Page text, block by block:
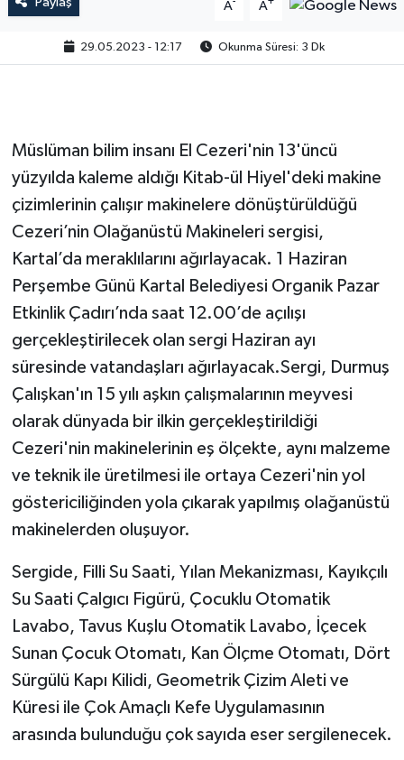
A A
29.05.2023 - 12:17 Okunma Süresi: 3 Dk
Müslüman bilim insanı El Cezeri'nin 13'üncü
yüzyılda kaleme aldığı Kitab-ül Hiyel'deki makine
çizimlerinin çalışır makinelere dönüştürüldüğü
Cezeri’nin Olağanüstü Makineleri sergisi,
Kartal’da meraklılarını ağırlayacak. 1 Haziran
Perşembe Günü Kartal Belediyesi Organik Pazar
Etkinlik Çadırı’nda saat 12.00’de açılışı
gerçekleştirilecek olan sergi Haziran ayı
süresinde vatandaşları ağırlayacak.Sergi, Durmuş
Çalışkan'ın 15 yılı aşkın çalışmalarının meyvesi
olarak dünyada bir ilkin gerçekleştirildiği
Cezeri'nin makinelerinin eş ölçekte, aynı malzeme
ve teknik ile üretilmesi ile ortaya Cezeri'nin yol
göstericiliğinden yola çıkarak yapılmış olağanüstü
makinelerden oluşuyor.
Sergide, Filli Su Saati, Yılan Mekanizması, Kayıkçılı
Su Saati Çalgıcı Figürü, Çocuklu Otomatik
Lavabo, Tavus Kuşlu Otomatik Lavabo, İçecek
Sunan Çocuk Otomatı, Kan Ölçme Otomatı, Dört
Sürgülü Kapı Kilidi, Geometrik Çizim Aleti ve
Küresi ile Çok Amaçlı Kefe Uygulamasının
arasında bulunduğu çok sayıda eser sergilenecek.